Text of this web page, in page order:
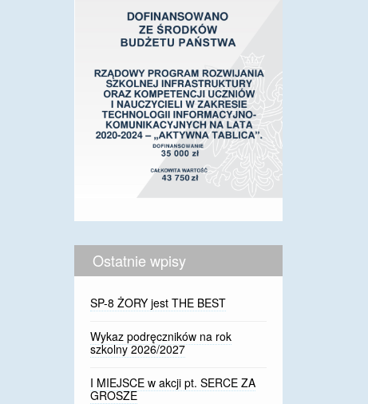
Ostatnie wpisy
SP-8 ŻORY jest THE BEST
Wykaz podręczników na rok
szkolny 2026/2027
I MIEJSCE w akcji pt. SERCE ZA
GROSZE